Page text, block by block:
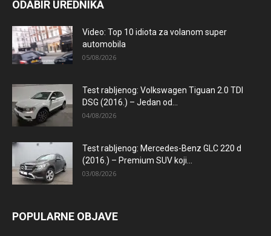
ODABIR UREDNIKA
Video: Top 10 idiota za volanom super
automobila
05/08/2026
Test rabljenog: Volkswagen Tiguan 2.0 TDI
DSG (2016.) – Jedan od...
04/08/2026
Test rabljenog: Mercedes-Benz GLC 220 d
(2016.) – Premium SUV koji...
03/08/2026
POPULARNE OBJAVE